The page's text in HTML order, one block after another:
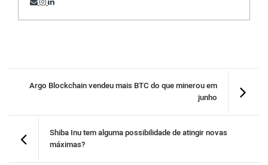
Argo Blockchain vendeu mais BTC do que minerou em
junho
Shiba Inu tem alguma possibilidade de atingir novas
máximas?